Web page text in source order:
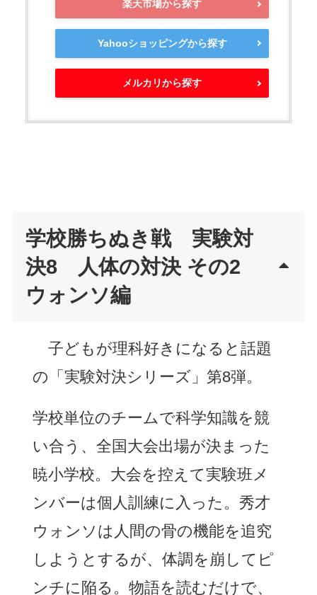
楽天市場から探す
Yahooショッピングから探す
メルカリから探す
学校勝ちぬき戦 実験対
決8 人体の対決 その2
ウォンソ編
子どもが理科好きになると話題
の「実験対決シリーズ」第8弾。
学校単位のチームで科学知識を競
い合う、全国大会出場が決まった
暁小学校。大会を控えて実験班メ
ンバーは個人訓練に入った。秀才
ウォンソは人間の骨の機能を追究
しようとするが、体調を崩してピ
ンチに陥る。物語を読むだけで、